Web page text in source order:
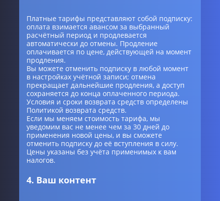
Платные тарифы представляют собой подписку:
оплата взимается авансом за выбранный
расчётный период и продлевается
автоматически до отмены. Продление
оплачивается по цене, действующей на момент
продления.
Вы можете отменить подписку в любой момент
в настройках учётной записи; отмена
прекращает дальнейшие продления, а доступ
сохраняется до конца оплаченного периода.
Условия и сроки возврата средств определены
Политикой возврата средств.
Если мы меняем стоимость тарифа, мы
уведомим вас не менее чем за 30 дней до
применения новой цены, и вы сможете
отменить подписку до её вступления в силу.
Цены указаны без учёта применимых к вам
налогов.
4. Ваш контент